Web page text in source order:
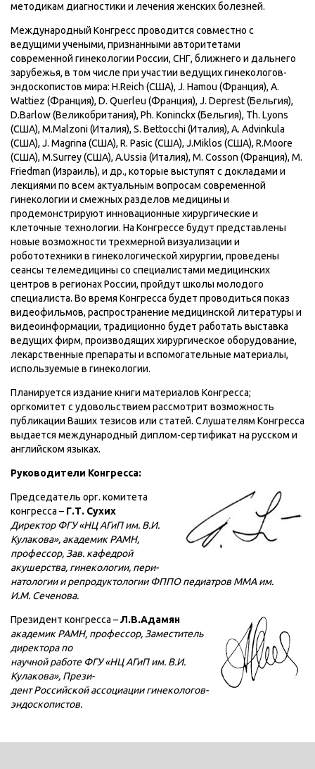
методикам диагностики и лечения женских болезней.
Международный Конгресс проводится совместно с
ведущими учеными, признанными авторитетами
современной гинекологии России, СНГ, ближнего и дальнего
зарубежья, в том числе при участии ведущих гинекологов-
эндоскопистов мира: H.Reich (США), J. Hamou (Франция), A.
Wattiez (Франция), D. Querleu (Фран­ция), J. Deprest (Бельгия),
D.Barlow (Великобритания), Ph. Koninckx (Бельгия), Th. Lyons
(США), M.Malzoni (Италия), S. Bettocchi (Италия), A. Advinkula
(США), J. Magrina (США), R. Pasic (США), J.Miklos (США), R.Moore
(США), M.Surrey (США), A.Ussia (Италия), M. Cosson (Франция), M.
Friedman (Израиль), и др., которые выступят с докладами и
лекциями по всем актуальным вопросам современной
гинекологии и смежных разделов медицины и
продемонстрируют инновационные хирургические и
клеточные технологии. На Конгрессе будут представлены
новые возможности трехмерной визуализации и
робототехники в гинекологической хирургии, проведены
сеансы телемедицины со специалистами медицинских
центров в регионах России, пройдут школы молодого
специалиста. Во время Конгресса будет проводиться показ
видеофильмов, распространение медицинской литературы и
видеоинформации, традиционно будет работать выставка
ведущих фирм, производящих хирургическое оборудование,
лекарственные препараты и вспомогательные материалы,
используемые в гинекологии.
Планируется издание книги материалов Конгресса;
оргкомитет с удовольствием рассмотрит возможность
публикации Ваших тезисов или статей. Слушателям Конгресса
выдается международный диплом-сертификат на русском и
английском языках.
Руководители Конгресса:
Председатель орг. комитета
конгресса – Г.Т. Сухих
Директор ФГУ «НЦ АГиП им. В.И.
Кулакова», академик РАМН,
профессор, Зав. кафедрой
акушерства, гинекологии, пери-
натологии и репродуктологии ФППО педиатров ММА им.
И.М. Сеченова.
Президент конгресса –Л.В.Адамян
академик РАМН, профессор, Заместитель
директора по
научной работе ФГУ «НЦ АГиП им. В.И.
Кулакова», Прези-
дент Российской ассоциации гинекологов-
эндоскопистов.